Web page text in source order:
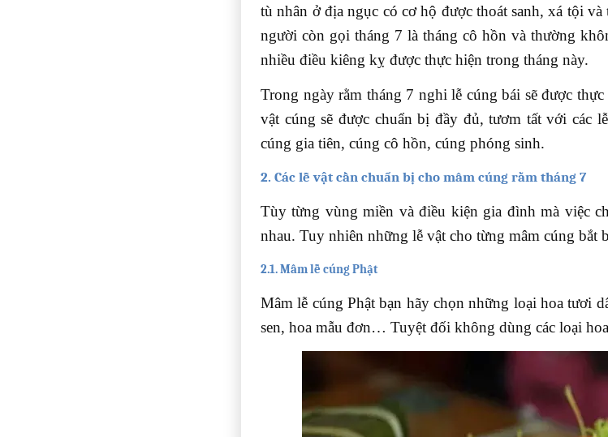
tù nhân ở địa ngục có cơ hộ được thoát sanh, xá tội
người còn gọi tháng 7 là tháng cô hồn và thường
nhiều điều kiêng kỵ được thực hiện trong tháng này.
Trong ngày rằm tháng 7 nghi lễ cúng bái sẽ được
vật cúng sẽ được chuẩn bị đầy đủ, tươm tất với các
cúng gia tiên, cúng cô hồn, cúng phóng sinh.
2. Các lễ vật cần chuẩn bị cho mâm cúng rằm tháng 7
Tùy từng vùng miền và điều kiện gia đình mà việc
nhau. Tuy nhiên những lễ vật cho từng mâm cúng bắt
2.1. Mâm lễ cúng Phật
Mâm lễ cúng Phật bạn hãy chọn những loại hoa tươi
sen, hoa mẫu đơn… Tuyệt đối không dùng các loại